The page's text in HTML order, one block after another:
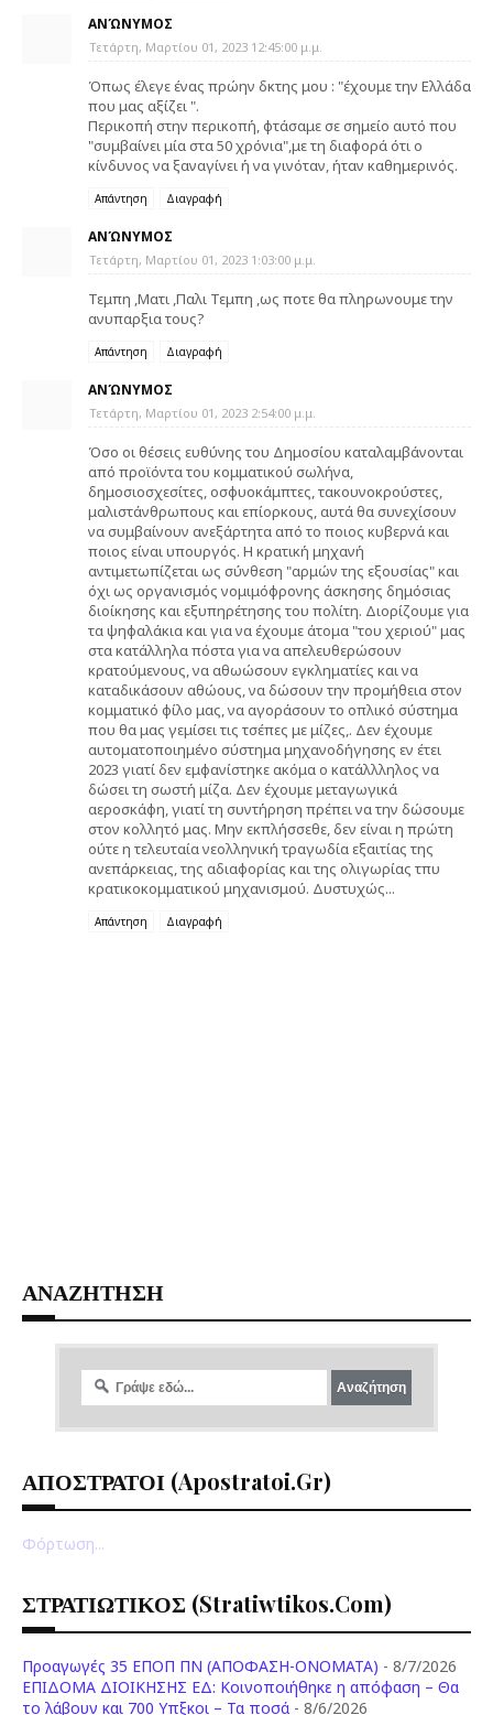
ΑΝΏΝΥΜΟΣ
Τετάρτη, Μαρτίου 01, 2023 12:45:00 μ.μ.
Όπως έλεγε ένας πρώην δκτης μου : "έχουμε την Ελλάδα
που μας αξίζει ".
Περικοπή στην περικοπή, φτάσαμε σε σημείο αυτό που
"συμβαίνει μία στα 50 χρόνια",με τη διαφορά ότι ο
κίνδυνος να ξαναγίνει ή να γινόταν, ήταν καθημερινός.
Απάντηση Διαγραφή
ΑΝΏΝΥΜΟΣ
Τετάρτη, Μαρτίου 01, 2023 1:03:00 μ.μ.
Τεμπη ,Ματι ,Παλι Τεμπη ,ως ποτε θα πληρωνουμε την
ανυπαρξια τους?
Απάντηση Διαγραφή
ΑΝΏΝΥΜΟΣ
Τετάρτη, Μαρτίου 01, 2023 2:54:00 μ.μ.
Όσο οι θέσεις ευθύνης του Δημοσίου καταλαμβάνονται
από προϊόντα του κομματικού σωλήνα,
δημοσιοσχεσίτες, οσφυοκάμπτες, τακουνοκρούστες,
μαλιστάνθρωπους και επίορκους, αυτά θα συνεχίσουν
να συμβαίνουν ανεξάρτητα από το ποιος κυβερνά και
ποιος είναι υπουργός. Η κρατική μηχανή
αντιμετωπίζεται ως σύνθεση "αρμών της εξουσίας" και
όχι ως οργανισμός νομιμόφρονης άσκησης δημόσιας
διοίκησης και εξυπηρέτησης του πολίτη. Διορίζουμε για
τα ψηφαλάκια και για να έχουμε άτομα "του χεριού" μας
στα κατάλληλα πόστα για να απελευθερώσουν
κρατούμενους, να αθωώσουν εγκληματίες και να
καταδικάσουν αθώους, να δώσουν την προμήθεια στον
κομματικό φίλο μας, να αγοράσουν το οπλικό σύστημα
που θα μας γεμίσει τις τσέπες με μίζες,. Δεν έχουμε
αυτοματοποιημένο σύστημα μηχανοδήγησης εν έτει
2023 γιατί δεν εμφανίστηκε ακόμα ο κατάλλληλος να
δώσει τη σωστή μίζα. Δεν έχουμε μεταγωγικά
αεροσκάφη, γιατί τη συντήρηση πρέπει να την δώσουμε
στον κολλητό μας. Μην εκπλήσσεθε, δεν είναι η πρώτη
ούτε η τελευταία νεολληνική τραγωδία εξαιτίας της
ανεπάρκειας, της αδιαφορίας και της ολιγωρίας τπυ
κρατικοκομματικού μηχανισμού. Δυστυχώς...
Απάντηση Διαγραφή
ΑΝΑΖΗΤΗΣΗ
ΑΠΟΣΤΡΑΤΟΙ (apostratoi.gr)
Φόρτωση...
ΣΤΡΑΤΙΩΤΙΚΟΣ (stratiwtikos.com)
Προαγωγές 35 ΕΠΟΠ ΠΝ (ΑΠΟΦΑΣΗ-ΟΝΟΜΑΤΑ) - 8/7/2026
ΕΠΙΔΟΜΑ ΔΙΟΙΚΗΣΗΣ ΕΔ: Κοινοποιήθηκε η απόφαση – Θα
το λάβουν και 700 Υπξκοι – Τα ποσά - 8/6/2026